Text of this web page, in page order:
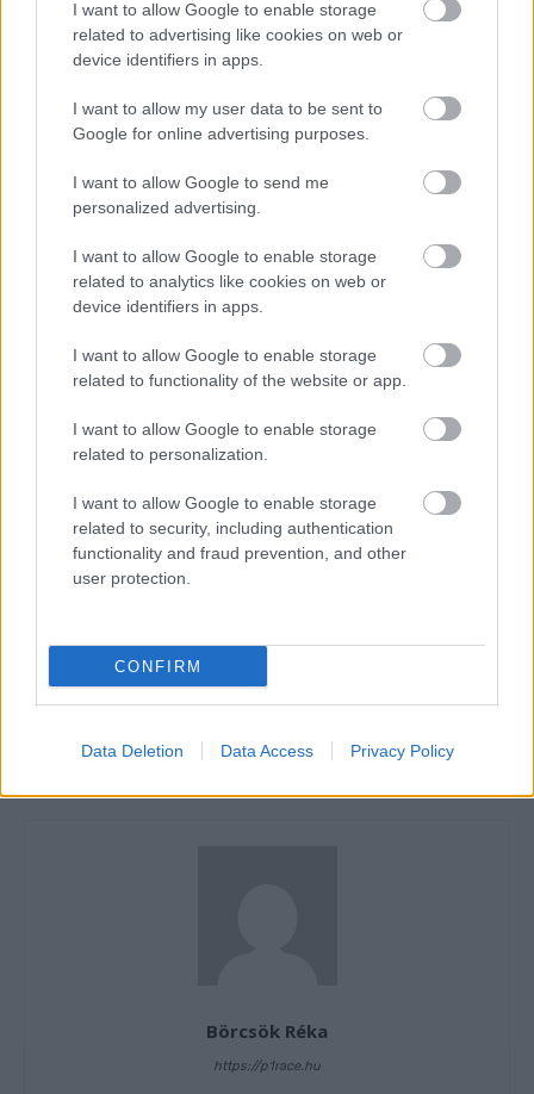
I want to allow Google to enable storage
related to advertising like cookies on web or
device identifiers in apps.
I want to allow my user data to be sent to
Google for online advertising purposes.
I want to allow Google to send me
personalized advertising.
I want to allow Google to enable storage
related to analytics like cookies on web or
device identifiers in apps.
I want to allow Google to enable storage
related to functionality of the website or app.
I want to allow Google to enable storage
related to personalization.
I want to allow Google to enable storage
related to security, including authentication
functionality and fraud prevention, and other
user protection.
CONFIRM
Data Deletion Data Access Privacy Policy
I.ORTOLÁ Angeluss MTA KTM
143,6
DEZ
3
T.FURUSA
4
G.RIU
MALE
BOE SKX
A.CARRAS
CO
BOE SKX KTM
144,9
Y
VisionTrack Racing HONDA
145,6
CIMKÉK Dennis Foggia Izan Guevara
Le Mans
Sergio García
Tatsuki Suzuki
Előző cikk
a Suzuki kivonulását
Következő cikk
guminyomás-problémáról
Börcsök Réka
https://p1race.hu